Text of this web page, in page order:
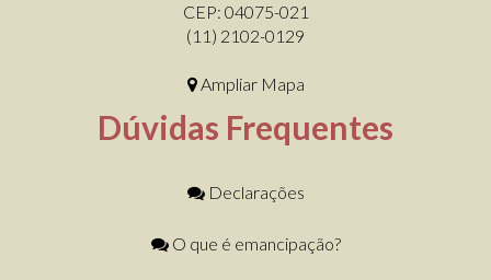
CEP: 04075-021
(11) 2102-0129
Ampliar Mapa
Dúvidas Frequentes
Declarações
O que é emancipação?